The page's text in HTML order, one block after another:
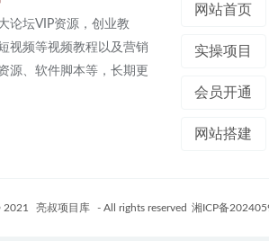
论坛VIP资源，创业教
视频等视频教程以及营销
源、软件脚本等，长期更
网站首页
实操项目
会员开通
网站搭建
亮叔项目库 - All rights reserved 湘ICP备